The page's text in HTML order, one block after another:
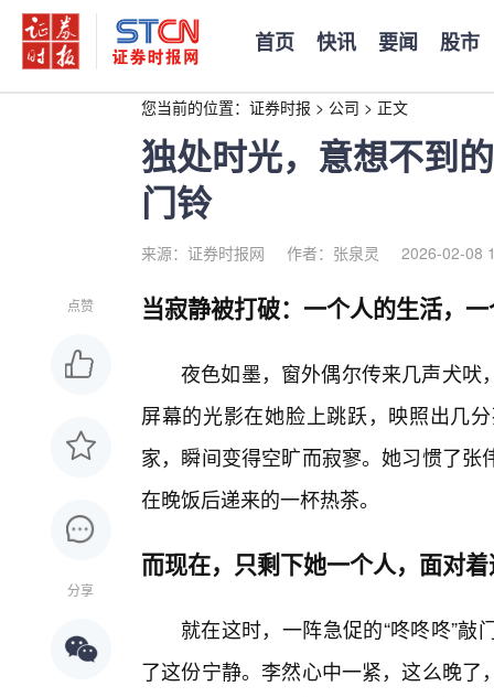
首页 快讯 要闻 股市
您当前的位置： 证券时报 > 公司 > 正文
独处时光，意想不到
门铃
来源：证券时报网 作者：张泉灵 2026-02-08
点赞
分享
当寂静被打破：一个人的生活，
夜色如墨，窗外偶尔传来几声犬吠
屏幕的光影在她脸上跳跃，映照出几
家，瞬间变得空旷而寂寥。她习惯了
在晚饭后递来的一杯热茶。
而现在，只剩下她一个人，面对
就在这时，一阵急促的“咚咚咚”
了这份宁静。李然心中一紧，这么晚